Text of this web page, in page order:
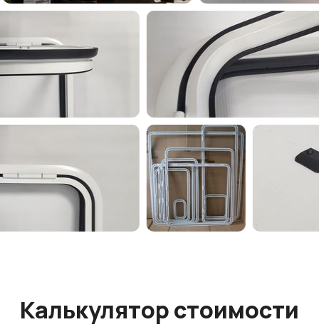
Калькулятор стоимости